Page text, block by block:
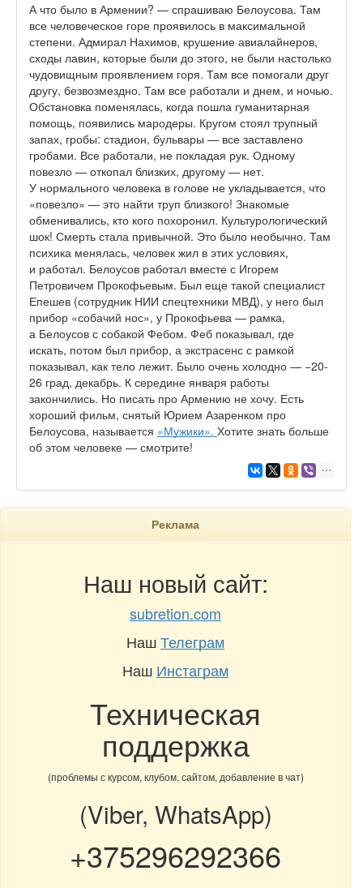
А что было в Армении? — спрашиваю Белоусова. Там
все человеческое горе проявилось в максимальной
степени. Адмирал Нахимов, крушение авиалайнеров,
сходы лавин, которые были до этого, не были настолько
чудовищным проявлением горя. Там все помогали друг
другу, безвозмездно. Там все работали и днем, и ночью.
Обстановка поменялась, когда пошла гуманитарная
помощь, появились мародеры. Кругом стоял трупный
запах, гробы: стадион, бульвары — все заставлено
гробами. Все работали, не покладая рук. Одному
повезло — откопал близких, другому — нет.
У нормального человека в голове не укладывается, что
«повезло» — это найти труп близкого! Знакомые
обменивались, кто кого похоронил. Культурологический
шок! Смерть стала привычной. Это было необычно. Там
психика менялась, человек жил в этих условиях,
и работал. Белоусов работал вместе с Игорем
Петровичем Прокофьевым. Был еще такой специалист
Епешев (сотрудник НИИ спецтехники МВД), у него был
прибор «собачий нос», у Прокофьева — рамка,
а Белоусов с собакой Фебом. Феб показывал, где
искать, потом был прибор, а экстрасенс с рамкой
показывал, как тело лежит. Было очень холодно — −20-
26 град, декабрь. К середине января работы
закончились. Но писать про Армению не хочу. Есть
хороший фильм, снятый Юрием Азаренком про
Белоусова, называется «Мужики». Хотите знать больше
об этом человеке — смотрите!
Реклама
Наш новый сайт:
subretion.com
НашТелеграм
Наш Инстаграм
Техническая
поддержка
(проблемы с курсом, клубом, сайтом, добавление в чат)
(Viber, WhatsApp)
+375296292366